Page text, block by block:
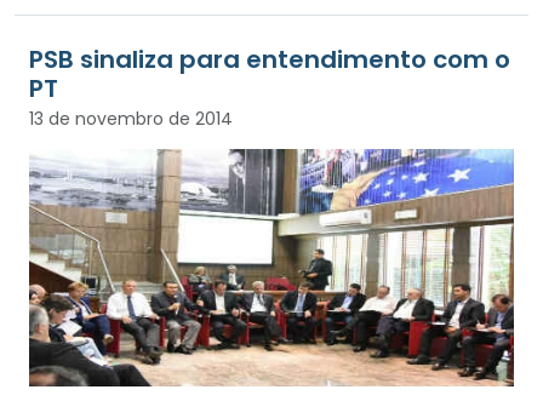
PSB sinaliza para entendimento com o
PT
13 de novembro de 2014